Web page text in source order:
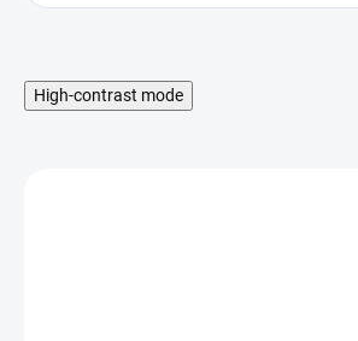
High-contrast mode